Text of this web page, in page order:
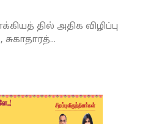
தில் அதிக விழிப்பு